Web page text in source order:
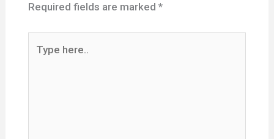
Required fields are marked *